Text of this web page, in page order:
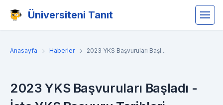
Üniversiteni Tanıt
Anasayfa Haberler 2023 YKS Başvuruları Başl...
2023 YKS Başvuruları Başladı -